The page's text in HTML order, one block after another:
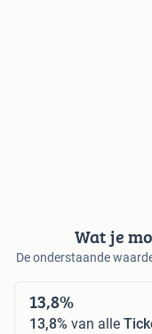
Wat je
De onderstaande
13,8%
13,8% van alle